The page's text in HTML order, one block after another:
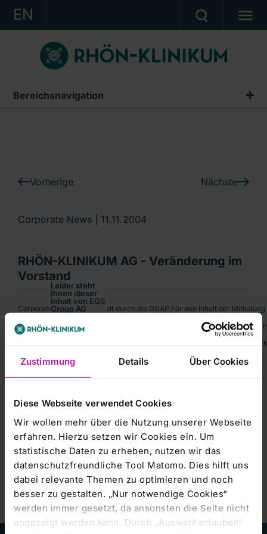
Zustimmung Details Über Cookies
Diese Webseite verwendet Cookies
Wir wollen mehr über die Nutzung unserer Webseite
erfahren. Hierzu setzen wir Cookies ein. Um
statistische Daten zu erheben, nutzen wir das
datenschutzfreundliche Tool Matomo. Dies hilft uns
dabei relevante Themen zu optimieren und noch
besser zu gestalten. „Nur notwendige Cookies“
werden immer gesetzt, da ansonsten die Seite nicht
angezeigt werden kann. Durch „Auswahl erlauben“
EN
KONZERN
KLINIKEN
KARRIERE
Ein Unternehmen der RHÖN-KLINIKUM AG
Bereichsnavigation
IR-News
Vorherige Nächste
Corporate News | 11.11.2004
RHÖN-KLINIKUM AG - Veränderung im
Vorstand
Corporate-News übermittelt durch die DGAP.Für den Inhalt der
PERSONALIABad Neustadt a.d.Saale, den 11. November 2004 ----- In
WKN: 704233; ISIN: DE0007042335; Index: MDAXNotiert: Amtlicher
Leider steht
Ihnen dieser
Inhalt von EQS
Group AG
zur
Verfügung.
optimale
zu
bitten wir Sie
anzupassen.
Marketing-
Cookies
akzeptieren
Kursentwicklung